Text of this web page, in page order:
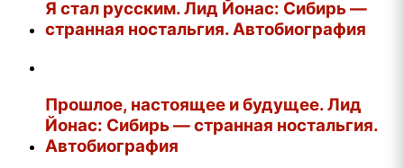
Я стал русским. Лид Йонас: Сибирь —
странная ностальгия. Автобиография
Прошлое, настоящее и будущее. Лид
Йонас: Сибирь — странная ностальгия.
Автобиография